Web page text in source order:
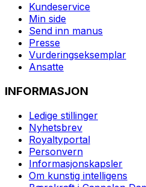
Kundeservice
Min side
Send inn manus
Presse
Vurderingseksemplar
Ansatte
INFORMASJON
Ledige stillinger
Nyhetsbrev
Royaltyportal
Personvern
Informasjonskapsler
Om kunstig intelligens